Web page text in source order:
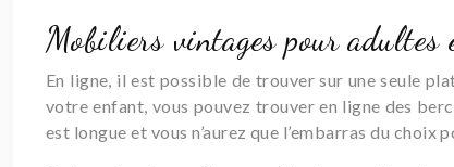
Mobiliers vintages pour adultes
En ligne, il est possible de trouver sur une seule
votre enfant, vous pouvez trouver en ligne des
est longue et vous n’aurez que l’embarras du choix